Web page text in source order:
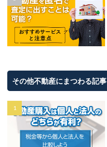
その他不動産にまつわる記事